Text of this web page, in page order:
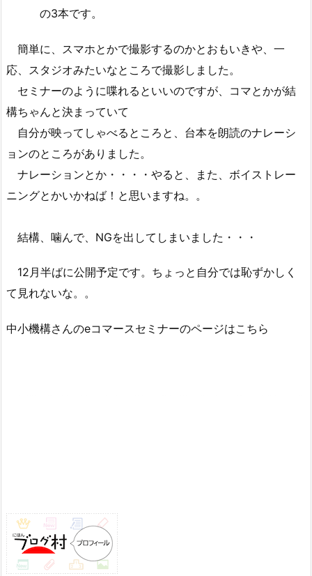
の3本です。
簡単に、スマホとかで撮影するのかとおもいきや、一
応、スタジオみたいなところで撮影しました。
セミナーのように喋れるといいのですが、コマとかが結
構ちゃんと決まっていて
自分が映ってしゃべるところと、台本を朗読のナレーシ
ョンのところがありました。
ナレーションとか・・・・やると、また、ボイストレー
ニングとかいかねば！と思いますね。。
結構、噛んで、NGを出してしまいました・・・
12月半ばに公開予定です。ちょっと自分では恥ずかしく
て見れないな。。
中小機構さんのeコマースセミナーのページはこちら